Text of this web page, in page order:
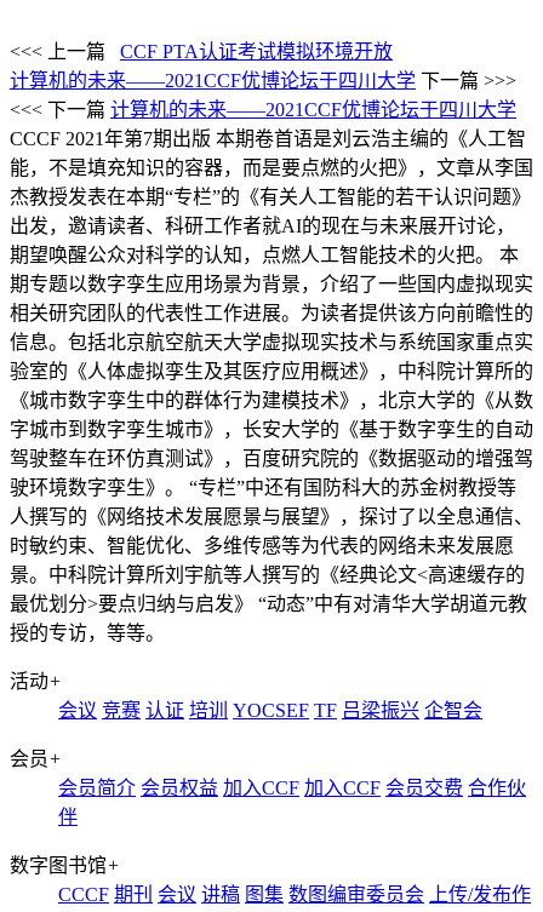
<<< 上一篇
CCF PTA认证考试模拟环境开放
计算机的未来——2021CCF优博论坛于四川大学 下一篇 >>>
<<< 下一篇 计算机的未来——2021CCF优博论坛于四川大学
CCCF 2021年第7期出版 本期卷首语是刘云浩主编的《人工智
能，不是填充知识的容器，而是要点燃的火把》，文章从李国
杰教授发表在本期“专栏”的《有关人工智能的若干认识问题》
出发，邀请读者、科研工作者就AI的现在与未来展开讨论，
期望唤醒公众对科学的认知，点燃人工智能技术的火把。 本
期专题以数字孪生应用场景为背景，介绍了一些国内虚拟现实
相关研究团队的代表性工作进展。为读者提供该方向前瞻性的
信息。包括北京航空航天大学虚拟现实技术与系统国家重点实
验室的《人体虚拟孪生及其医疗应用概述》，中科院计算所的
《城市数字孪生中的群体行为建模技术》，北京大学的《从数
字城市到数字孪生城市》，长安大学的《基于数字孪生的自动
驾驶整车在环仿真测试》，百度研究院的《数据驱动的增强驾
驶环境数字孪生》。 “专栏”中还有国防科大的苏金树教授等
人撰写的《网络技术发展愿景与展望》，探讨了以全息通信、
时敏约束、智能优化、多维传感等为代表的网络未来发展愿
景。中科院计算所刘宇航等人撰写的《经典论文<高速缓存的
最优划分>要点归纳与启发》 “动态”中有对清华大学胡道元教
授的专访，等等。
活动+
会议 竞赛 认证 培训 YOCSEF TF 吕梁振兴 企智会
会员+
会员简介 会员权益 加入CCF 加入CCF 会员交费 合作伙
伴
数字图书馆+
CCCF 期刊 会议 讲稿 图集 数图编审委员会
上传/发布作